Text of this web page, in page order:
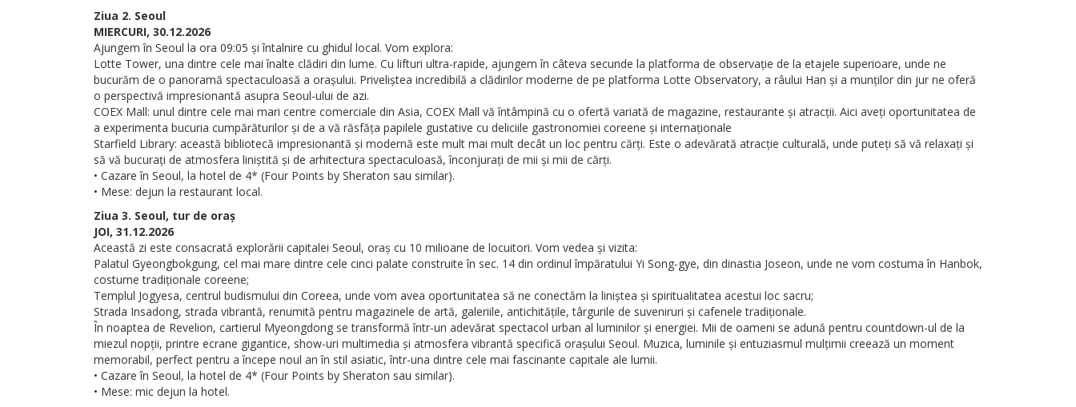
Ziua 2. Seoul
MIERCURI, 30.12.2026
Ajungem în Seoul la ora 09:05 și întalnire cu ghidul local. Vom explora:
Lotte Tower, una dintre cele mai înalte clădiri din lume. Cu lifturi ultra-rapide, ajungem în câteva secunde la platforma de observație de la etajele superioare, unde ne
bucurăm de o panoramă spectaculoasă a orașului. Priveliștea incredibilă a clădirilor moderne de pe platforma Lotte Observatory, a râului Han și a munților din jur ne oferă
o perspectivă impresionantă asupra Seoul-ului de azi.
COEX Mall: unul dintre cele mai mari centre comerciale din Asia, COEX Mall vă întâmpină cu o ofertă variată de magazine, restaurante și atracții. Aici aveți oportunitatea de
a experimenta bucuria cumpărăturilor și de a vă răsfăța papilele gustative cu deliciile gastronomiei coreene și internaționale
Starfield Library: această bibliotecă impresionantă și modernă este mult mai mult decât un loc pentru cărți. Este o adevărată atracție culturală, unde puteți să vă relaxați și
să vă bucurați de atmosfera liniștită și de arhitectura spectaculoasă, înconjurați de mii și mii de cărți.
• Cazare în Seoul, la hotel de 4* (Four Points by Sheraton sau similar).
• Mese: dejun la restaurant local.
Ziua 3. Seoul, tur de oraș
JOI, 31.12.2026
Această zi este consacrată explorării capitalei Seoul, oraș cu 10 milioane de locuitori. Vom vedea și vizita:
Palatul Gyeongbokgung, cel mai mare dintre cele cinci palate construite în sec. 14 din ordinul împăratului Yi Song-gye, din dinastia Joseon, unde ne vom costuma în Hanbok,
costume tradiționale coreene;
Templul Jogyesa, centrul budismului din Coreea, unde vom avea oportunitatea să ne conectăm la liniștea și spiritualitatea acestui loc sacru;
Strada Insadong, strada vibrantă, renumită pentru magazinele de artă, galeriile, antichitățile, târgurile de suveniruri și cafenele tradiționale.
În noaptea de Revelion, cartierul Myeongdong se transformă într-un adevărat spectacol urban al luminilor și energiei. Mii de oameni se adună pentru countdown-ul de la
miezul nopții, printre ecrane gigantice, show-uri multimedia și atmosfera vibrantă specifică orașului Seoul. Muzica, luminile și entuziasmul mulțimii creează un moment
memorabil, perfect pentru a începe noul an în stil asiatic, într-una dintre cele mai fascinante capitale ale lumii.
• Cazare în Seoul, la hotel de 4* (Four Points by Sheraton sau similar).
• Mese: mic dejun la hotel.